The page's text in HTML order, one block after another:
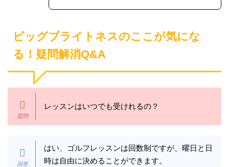
ビッグブライトネスのここが気にな
る！疑問解消Q&A
レッスンはいつでも受けれるの？
はい、ゴルフレッスンは回数制ですが、曜日と日
時は自由に決めることができます。